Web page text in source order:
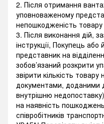
2. Після отримання
уповноваженому
непошкодженість товару
3. Після виконання дій,
інструкції, Покупець
представник на
зобов’язаний розкрити
звірити кількість
документами, доданими
внутрішню
на наявність
співробітників